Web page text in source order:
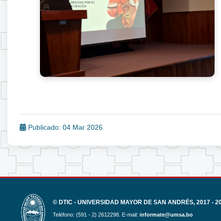
Publicado: 04 Mar 2026
© DTIC - UNIVERSIDAD MAYOR DE SAN ANDRÉS, 2017 -
Teléfono: (591 - 2) 2612298. E-mail: informate@umsa.bo